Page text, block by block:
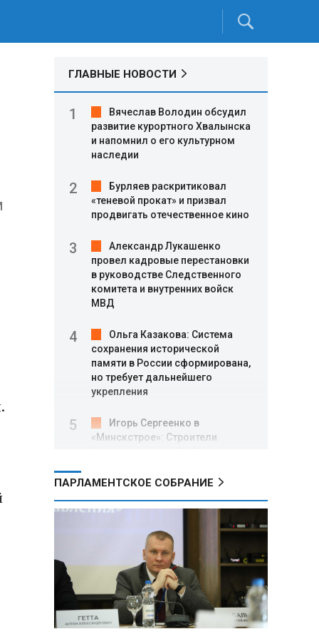
ГЛАВНЫЕ НОВОСТИ
Вячеслав Володин обсудил
развитие курортного Хвалынска
и напомнил о его культурном
наследии
Бурляев раскритиковал
«теневой прокат» и призвал
продвигать отечественное кино
Александр Лукашенко
провел кадровые перестановки
в руководстве Следственного
комитета и внутренних войск
МВД
Ольга Казакова: Система
сохранения исторической
памяти в России сформирована,
но требует дальнейшего
укрепления
Игорь Сергеенко в
«Минскстрое»: Строители
в улучшении охраны труда
МИД РФ: Поездка
Зеленского в США не принесла
ожидаемых результатов
Белорусские школьники
собрали первые «космические»
томаты из семян, побывавших
на орбите
ПАРЛАМЕНТСКОЕ СОБРАНИЕ